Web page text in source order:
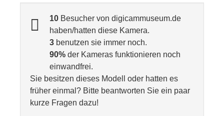
10 Besucher von digicammuseum.de
haben/hatten diese Kamera.
3 benutzen sie immer noch.
90% der Kameras funktionieren noch
einwandfrei.
Sie besitzen dieses Modell oder hatten es
früher einmal? Bitte beantworten Sie ein paar
kurze Fragen dazu!